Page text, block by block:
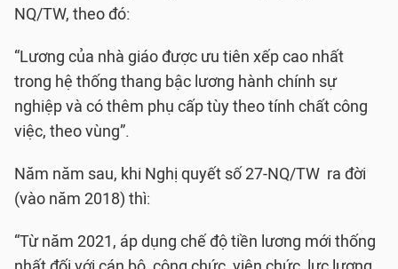
NQ/TW, theo đó:
“Lương của nhà giáo được ưu tiên xếp cao nhất
trong hệ thống thang bậc lương hành chính sự
nghiệp và có thêm phụ cấp tùy theo tính chất công
việc, theo vùng”.
Năm năm sau, khi Nghị quyết số 27-NQ/TW ra đời
(vào năm 2018) thì:
“Từ năm 2021, áp dụng chế độ tiền lương mới thống